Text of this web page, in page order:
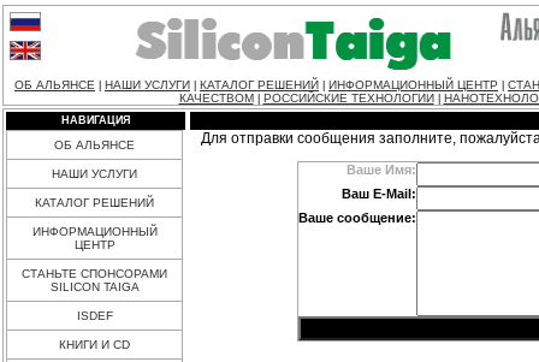
ОБ АЛЬЯНСЕ НАШИ УСЛУГИ КАТАЛОГ РЕШЕНИЙ ИНФОРМАЦИОННЫЙ ЦЕНТР
КАЧЕСТВОМ
РОССИЙСКИЕ ТЕХНОЛОГИИ
НАВИГАЦИЯ
ОБ АЛЬЯНСЕ
НАШИ УСЛУГИ
КАТАЛОГ РЕШЕНИЙ
ИНФОРМАЦИОННЫЙ
ЦЕНТР
СТАНЬТЕ СПОНСОРАМИ
SILICON TAIGA
ISDEF
КНИГИ И CD
Для отправки сообщения заполните,
Ваше Имя:
Ваш E-Mail:
Ваше сообщение: